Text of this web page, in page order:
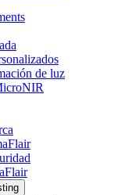
de luz